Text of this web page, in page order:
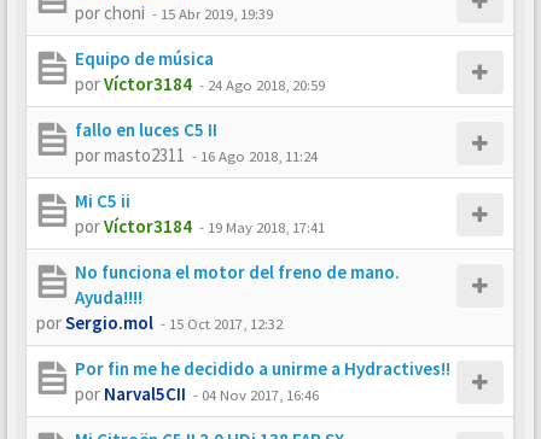
porchoni - 15 Abr 2019, 19:39
Equipo de música
porVíctor3184 - 24 Ago 2018, 20:59
fallo en luces C5 II
pormasto2311 - 16 Ago 2018, 11:24
Mi C5 ii
porVíctor3184 - 19 May 2018, 17:41
No funciona el motor del freno de mano.
Ayuda!!!!
porSergio.mol - 15 Oct 2017, 12:32
Por fin me he decidido a unirme a Hydractives!!
por Narval5CII - 04 Nov 2017, 16:46